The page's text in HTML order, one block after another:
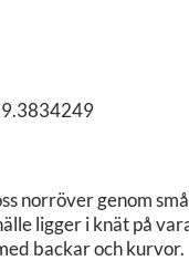
norröver genom
ligger i knät på
backar och kurvor.